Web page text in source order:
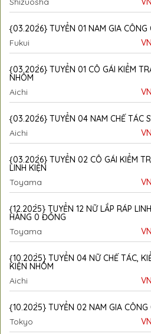
{03.202̀6} TUYỂN 01 NAM GIA CÔNG
Fukui
{03.202̀6} TUYỂN 01 CÔ GÁI KIỂM
NHÔM
Aichi
{03.202̀6} TUYỂN 04 NAM CHẾ TÁC
Aichi
{03.202̀6} TUYỂN 02 CÔ GÁI KIỂM
LINH KIỆN
Toyama
{12.202̀5} TUYỂN 12 NỮ LẮP RÁP
HÀNG 0 ĐỒNG
Toyama
{10.202̀5} TUYỂN 04 NỮ CHẾ TÁC,
KIỆN NHÔM
Aichi
{10.202̀5} TUYỂN 02 NAM GIA CÔNG
Tokyo